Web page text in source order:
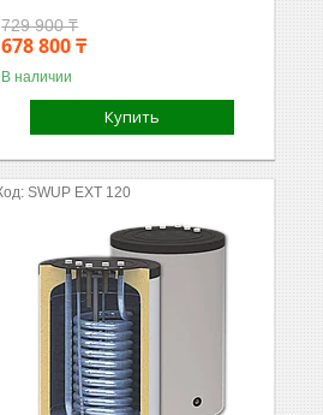
729 900 ₸
678 800 ₸
В наличии
Купить
SWUP EXT 120